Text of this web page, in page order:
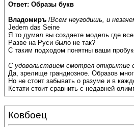
Ответ: Образы букв
Владомиръ /Всем неугодишь, и
Jedem das Seine
Я то думал вы создаете модель где
Разве на Руси было не так?
С таким подходом понятны ваши
С удовольствием смотрел открытие
Да, зрелище грандиозное. Образов
Но не стоит забывать о разуме и в
Кстати стоит сравнить с недавней
Ковбоец